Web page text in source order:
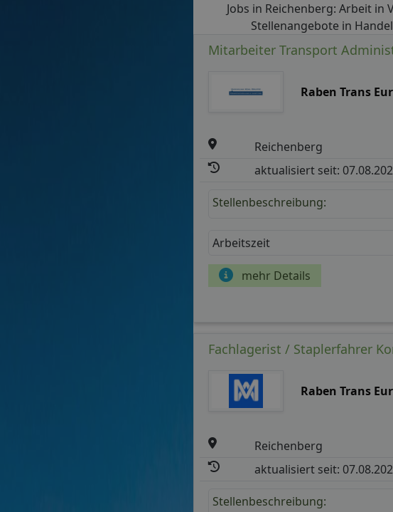
Jobs in Reichenberg: Arbeit in
Stellenangebote in
Mitarbeiter Transport
Raben Trans
Reichenberg
aktualisiert seit:
Stellenbeschreibung:
Arbeitszeit
mehr Details
Fachlagerist / Staplerfahrer
Raben Trans
Reichenberg
aktualisiert seit:
Stellenbeschreibung: